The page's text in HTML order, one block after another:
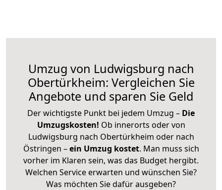
Umzug von Ludwigsburg nach
Obertürkheim: Vergleichen Sie
Angebote und sparen Sie Geld
Der wichtigste Punkt bei jedem Umzug – Die
Umzugskosten! Ob innerorts oder von
Ludwigsburg nach Obertürkheim oder nach
Östringen –ein Umzug kostet. Man muss sich
vorher im Klaren sein, was das Budget hergibt.
Welchen Service erwarten und wünschen Sie?
Was möchten Sie dafür ausgeben?